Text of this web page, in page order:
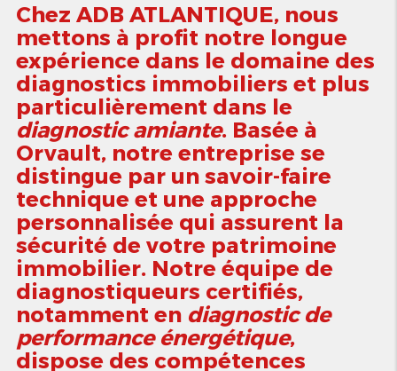
Chez ADB ATLANTIQUE, nous
mettons à profit notre longue
expérience dans le domaine des
diagnostics immobiliers et plus
particulièrement dans le
diagnostic amiante. Basée à
Orvault, notre entreprise se
distingue par un savoir-faire
technique et une approche
personnalisée qui assurent la
sécurité de votre patrimoine
immobilier. Notre équipe de
diagnostiqueurs certifiés,
notamment en diagnostic de
performance énergétique,
dispose des compétences